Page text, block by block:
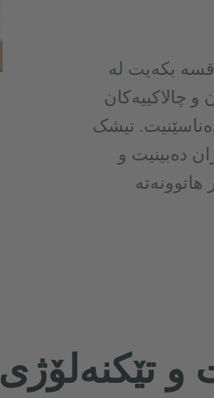
قسە بکەیت لە
چالاکییەکان
تیشک
دەبینیت و
و تێکنەلۆژی